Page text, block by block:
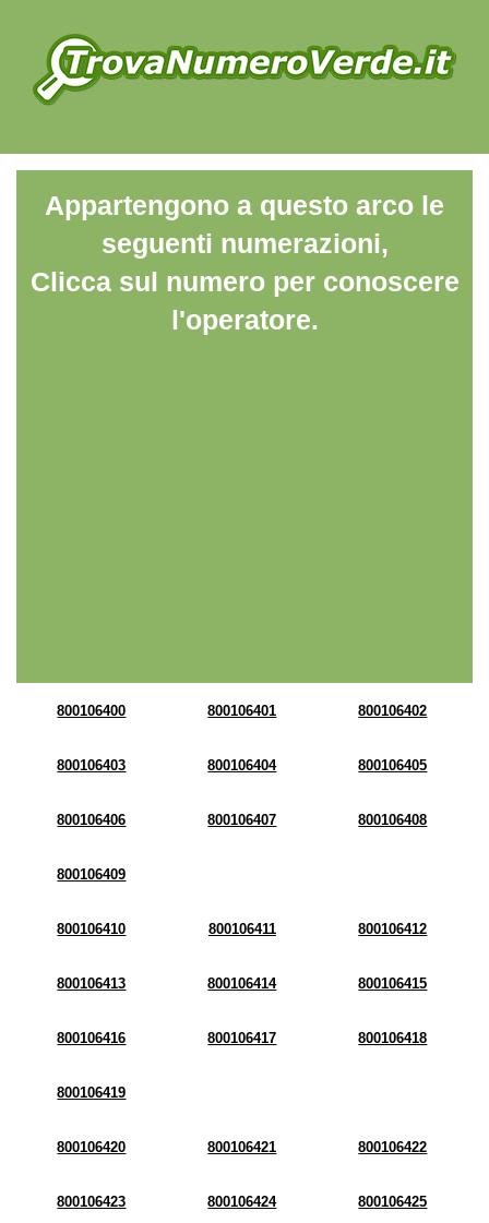
Appartengono a questo arco le
seguenti numerazioni,
Clicca sul numero per conoscere
l'operatore.
800106400 800106401 800106402
800106403 800106404 800106405
800106406 800106407 800106408
800106409
800106410 800106411 800106412
800106413 800106414 800106415
800106416 800106417 800106418
800106419
800106420 800106421 800106422
800106423 800106424 800106425